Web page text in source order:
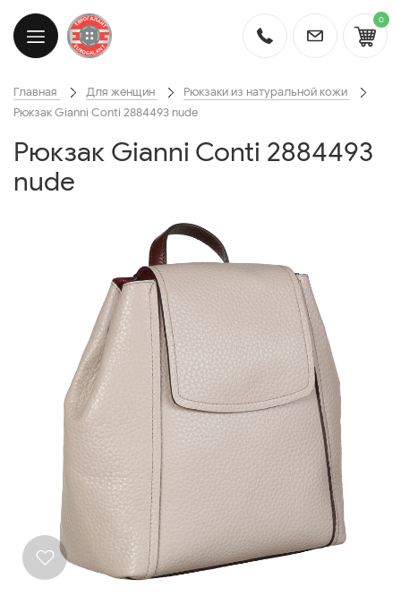
0
Главная Для женщин
Рюкзаки из натуральной кожи
Рюкзак Gianni Conti 2884493 nude
Рюкзак Gianni Conti 2884493
nude